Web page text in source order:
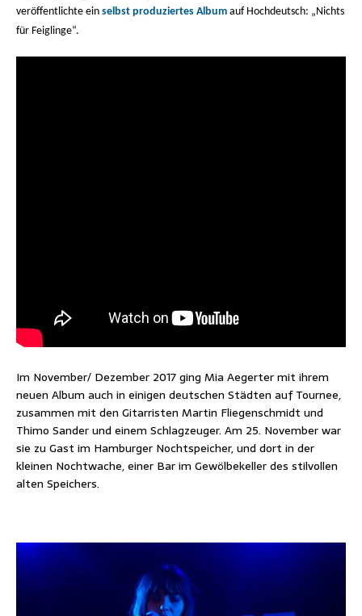
veröffentlichte ein selbst produziertes Album auf Hochdeutsch: „Nichts
für Feiglinge“.
Im November/ Dezember 2017 ging Mia Aegerter mit ihrem
neuen Album auch in einigen deutschen Städten auf Tournee,
zusammen mit den Gitarristen Martin Fliegenschmidt und
Thimo Sander und einem Schlagzeuger. Am 25. November war
sie zu Gast im Hamburger Nochtspeicher, und dort in der
kleinen Nochtwache, einer Bar im Gewölbekeller des stilvollen
alten Speichers.